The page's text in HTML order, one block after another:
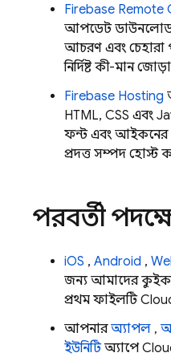
Firebase Remote
আপডেট ডাউনলোড
আচরণ এবং চেহারা
নির্দিষ্ট কী-মান
Firebase Hosting
HTML, CSS এবং
ফন্ট এবং আইকনের
প্রদত্ত সম্পদ হোস্ট
পরবর্তী
iOS , Android ,
জন্য আমাদের
প্রথম ফাইলটি
আপনারঅ্যাপল ,
ইউনিটিঅ্যাপে